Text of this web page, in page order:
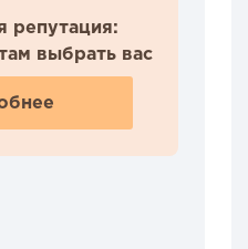
репутация:
выбрать вас